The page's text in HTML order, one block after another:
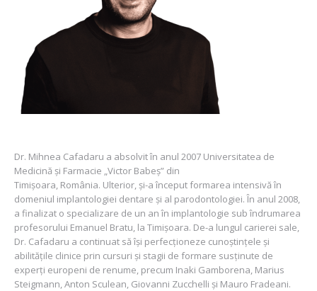
Dr. Mihnea Cafadaru a absolvit în anul 2007 Universitatea de
Medicină și Farmacie „Victor Babeș” din
Timișoara, România. Ulterior, și-a început formarea intensivă în
domeniul implantologiei dentare și al parodontologiei. În anul 2008,
a finalizat o specializare de un an în implantologie sub îndrumarea
profesorului Emanuel Bratu, la Timișoara. De-a lungul carierei sale,
Dr. Cafadaru a continuat să își perfecționeze cunoștințele și
abilitățile clinice prin cursuri și stagii de formare susținute de
experți europeni de renume, precum Inaki Gamborena, Marius
Steigmann, Anton Sculean, Giovanni Zucchelli și Mauro Fradeani.